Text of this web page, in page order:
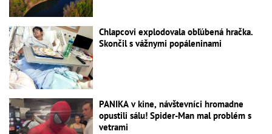
Chlapcovi explodovala obľúbená hračka.
Skončil s vážnymi popáleninami
PANIKA v kine, návštevníci hromadne
opustili sálu! Spider-Man mal problém s
vetrami